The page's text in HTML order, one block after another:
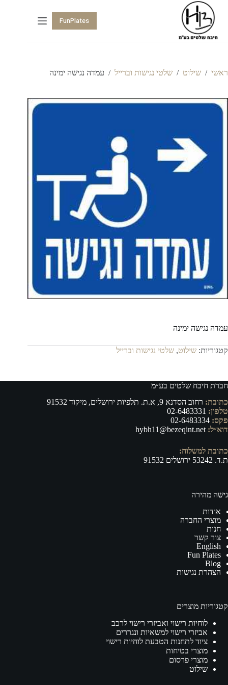
FunPlates
ראשי / שילוט / שלטי נגישות וברייל / עמדה נגישה ימינה
עמדה נגישה ימינה
קטגוריות: שילוט, שלטי נגישות וברייל
חברת חיבח שלטים בע״מ
כתובת: רחוב הסדנא 9, א.ת. תלפיות ירושלים, מיקוד 91532
טלפון: 02-6483331
פקס:
דוא״ל: hybh11@bezeqint.net
כתובת למשלוח:
ת.ד. 53242 ירושלים 91532
גישה מהירה
אודות
מוצרי החברה
חנות
צור קשר
English
Fun Plates
Blog
הצהרת נגישות
קטגוריות מוצרים
לוחיות רישוי ואביזרי רישוי לרכב
אביזרי רישוי למשאיות ונגררים
ציוד לתחנות הטבעת לוחיות רישוי
מוצרי בטיחות
מוצרי פרסום
שילוט